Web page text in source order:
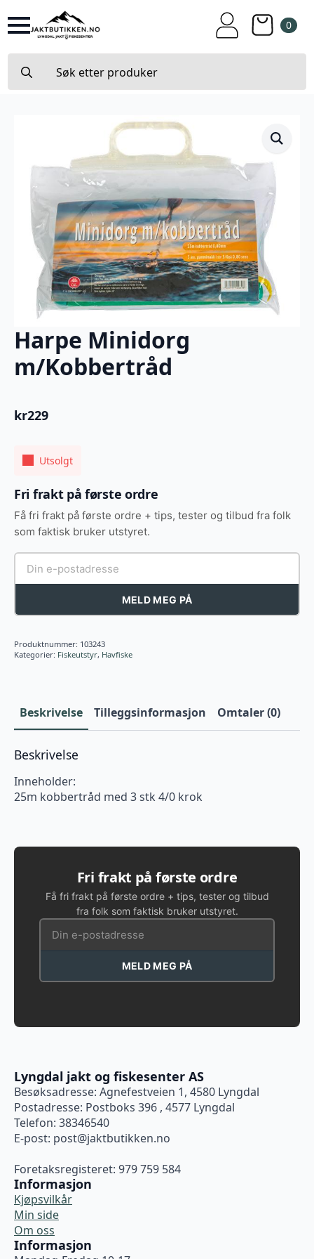
0
for:
Harpe Minidorg
m/Kobbertråd
kr229
Utsolgt
Fri frakt på første ordre
Få fri frakt på første ordre + tips, tester og tilbud fra folk
som faktisk bruker utstyret.
MELD MEG PÅ
Produktnummer: 103243
Kategorier: Fiskeutstyr, Havfiske
Beskrivelse Tilleggsinformasjon Omtaler (0)
Beskrivelse
Inneholder:
25m kobbertråd med 3 stk 4/0 krok
Fri frakt på første ordre
Få fri frakt på første ordre + tips, tester og tilbud
fra folk som faktisk bruker utstyret.
MELD MEG PÅ
Lyngdal jakt og fiskesenter AS
Besøksadresse: Agnefestveien 1, 4580 Lyngdal
Postadresse: Postboks 396 , 4577 Lyngdal
Telefon: 38346540
E-post: post@jaktbutikken.no
Foretaksregisteret: 979 759 584
Informasjon
Kjøpsvilkår
Min side
Om oss
Informasjon